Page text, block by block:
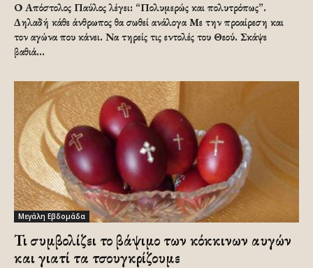
Ο Απόστολος Παύλος λέγει: “Πολυμερώς και πολυτρόπως”.
Δηλαδή κάθε άνθρωπος θα σωθεί ανάλογα Με την προαίρεση και
τον αγώνα που κάνει. Να τηρείς τις εντολές του Θεού. Σκάψε
βαθιά...
Μεγάλη Εβδομάδα
Τι συμβολίζει το βάψιμο των κόκκινων αυγών
και γιατί τα τσουγκρίζουμε